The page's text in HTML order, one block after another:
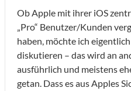
Ob Apple mit ihrer iOS
„Pro“ Benutzer/Kunden
haben, möchte ich
diskutieren – das wird an
ausführlich und meistens
getan. Dass es aus Apples